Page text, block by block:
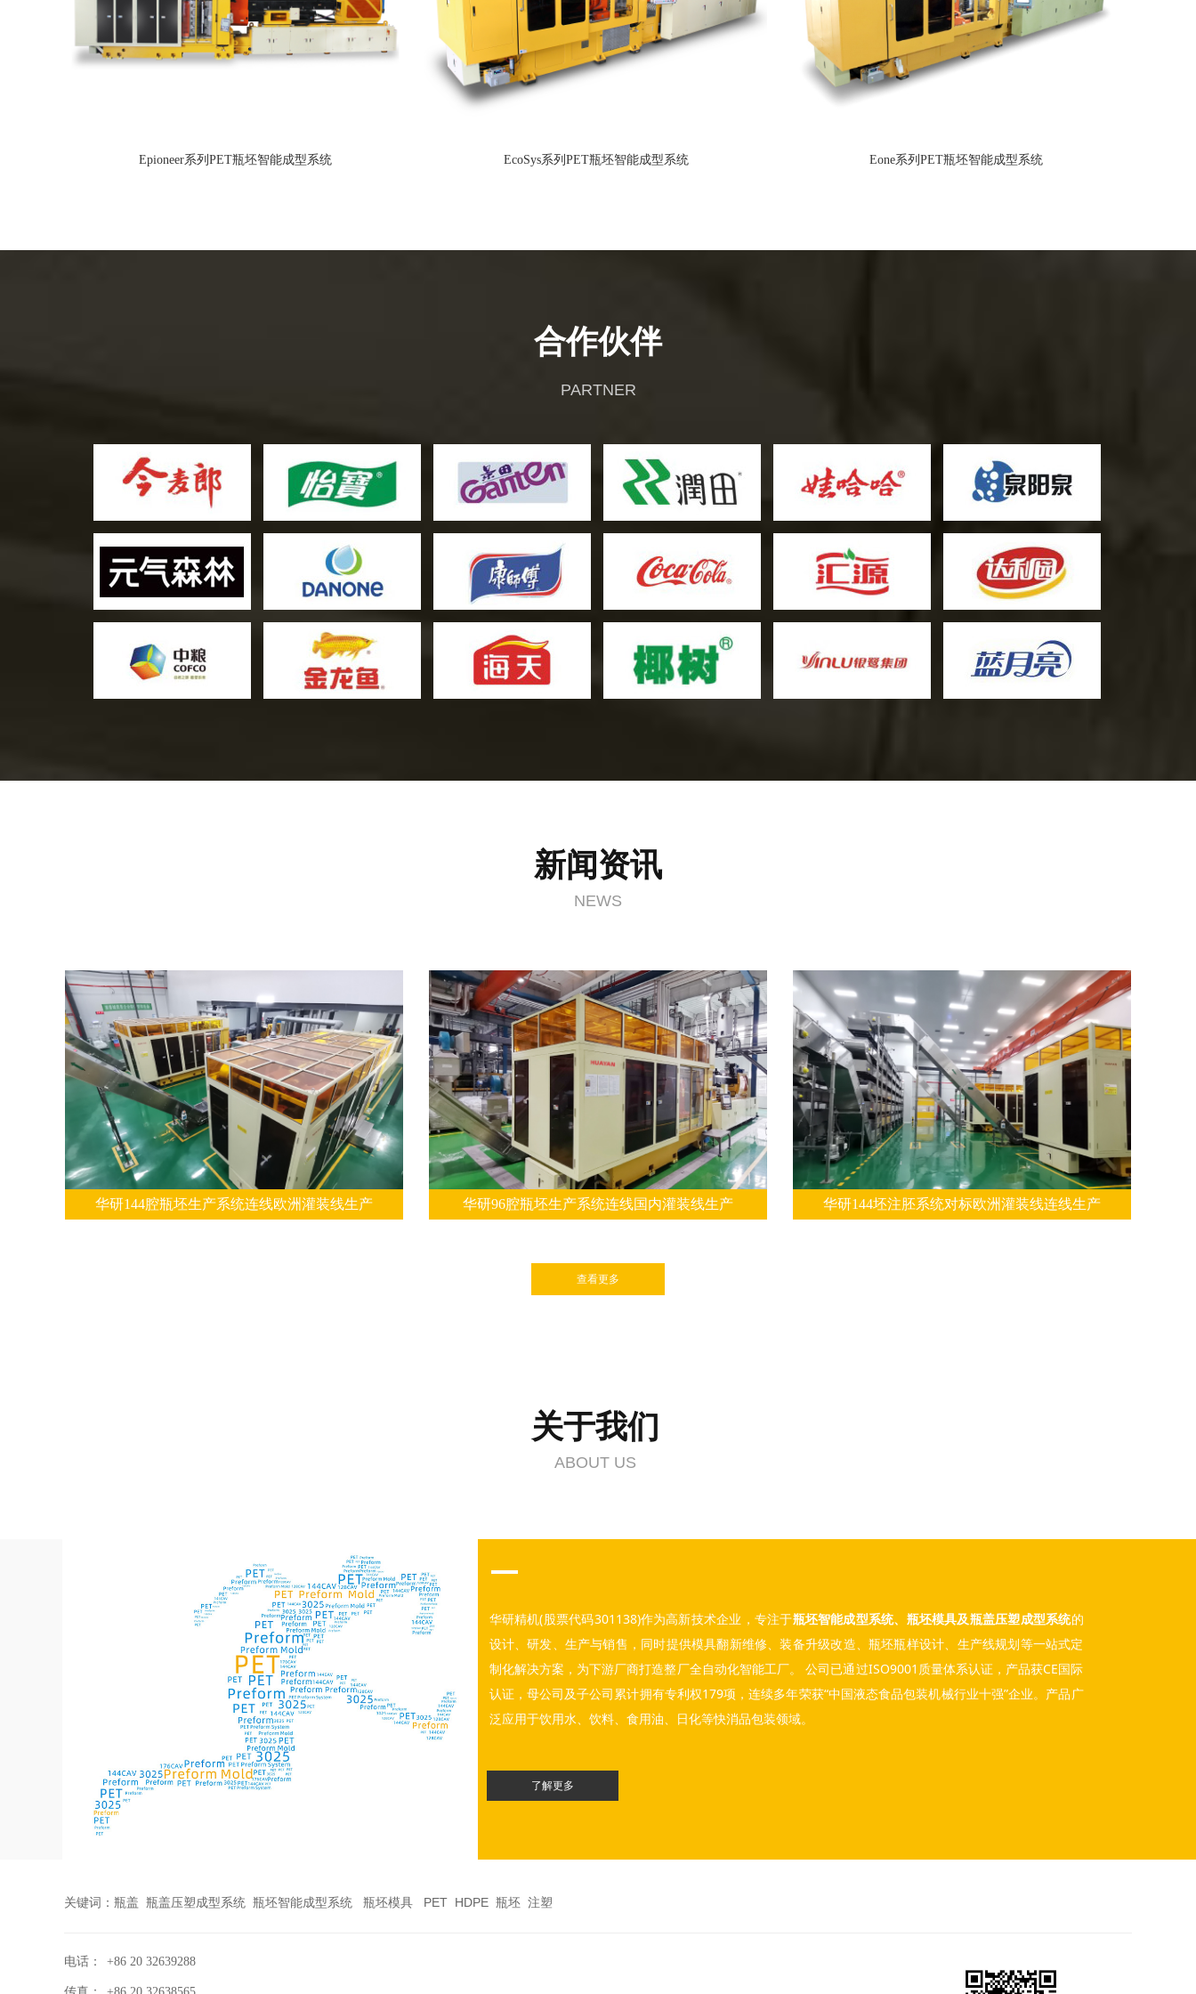
合作伙伴
PARTNER
新闻资讯
NEWS
华研144腔瓶坯生产系统连线欧洲灌装线生产 华研96腔瓶坯生产系统连线国内灌装线生产 华研144坯注胚系统对标欧洲灌装线连线生产
查看更多
Epioneer系列PET瓶坯智能成型系统 EcoSys系列PET瓶坯智能成型系统 Eone系列PET瓶坯智能成型系统
了解更多
华研精机(股票代码301138)作为高新技术企业，专注于瓶坯智能成型系统、瓶坯模具及瓶盖压塑成型系统的
设计、研发、生产与销售，同时提供模具翻新维修、装备升级改造、瓶坯瓶样设计、生产线规划等一站式定
制化解决方案，为下游厂商打造整厂全自动化智能工厂。 公司已通过ISO9001质量体系认证，产品获CE国际
认证，母公司及子公司累计拥有专利权179项，连续多年荣获“中国液态食品包装机械行业十强”企业。产品广
泛应用于饮用水、饮料、食用油、日化等快消品包装领域。
关于我们
ABOUT US
电话： +86 20 32639288
关键词：瓶盖 瓶盖压塑成型系统 瓶坯智能成型系统 瓶坯模具 PET HDPE 瓶坯 注塑